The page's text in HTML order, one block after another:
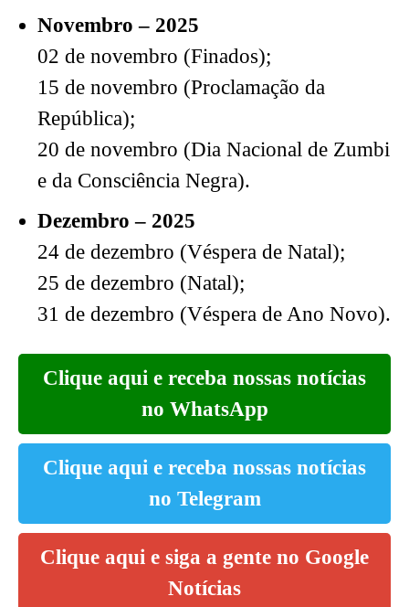
Novembro – 2025
02 de novembro (Finados);
15 de novembro (Proclamação da
República);
20 de novembro (Dia Nacional de Zumbi
e da Consciência Negra).
Dezembro – 2025
24 de dezembro (Véspera de Natal);
25 de dezembro (Natal);
31 de dezembro (Véspera de Ano Novo).
Clique aqui e receba nossas notícias
no WhatsApp
Clique aqui e receba nossas notícias
no Telegram
Clique aqui e siga a gente no Google
Notícias